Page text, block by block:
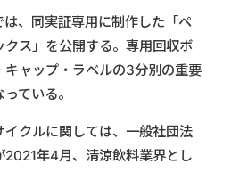
、同実証専用に制作した「ペ
クス」を公開する。専用回収ボ
キャップ・ラベルの3分別の重要
ている。
クルに関しては、一般社団法
2021年4月、清涼飲料業界とし